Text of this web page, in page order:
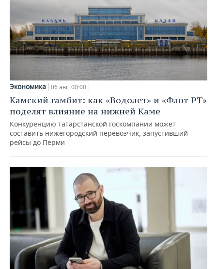
Экономика 06 авг, 00:00
Камский гамбит: как «Водолет» и «Флот РТ»
поделят влияние на нижней Каме
Конкуренцию татарстанской госкомпании может
составить нижегородский перевозчик, запустивший
рейсы до Перми